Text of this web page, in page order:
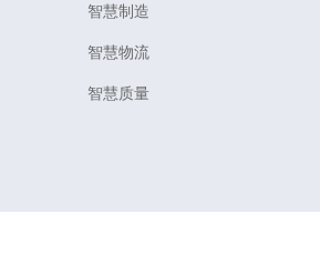
智慧制造
智慧物流
智慧质量